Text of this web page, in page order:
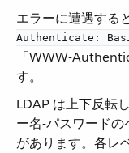
エラーに遭遇する
Authenticate:
「WWW-
す。
LDAP は上下反転
ー名-パスワード
があります。各レ